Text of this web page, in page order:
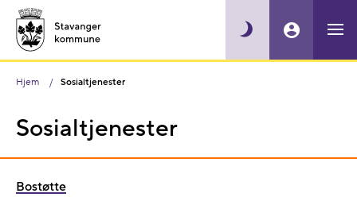
Hjem Sosialtjenester
Sosialtjenester
Bostøtte